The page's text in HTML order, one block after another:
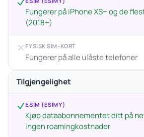
Fungerer på iPhone XS+ og de
(2018+)
FYSISK SIM-KORT
Fungerer på alle ulåste telefoner
Tilgjengelighet
ESIM (ESIMY)
Kjøp dataabonnementet ditt på
ingen roamingkostnader